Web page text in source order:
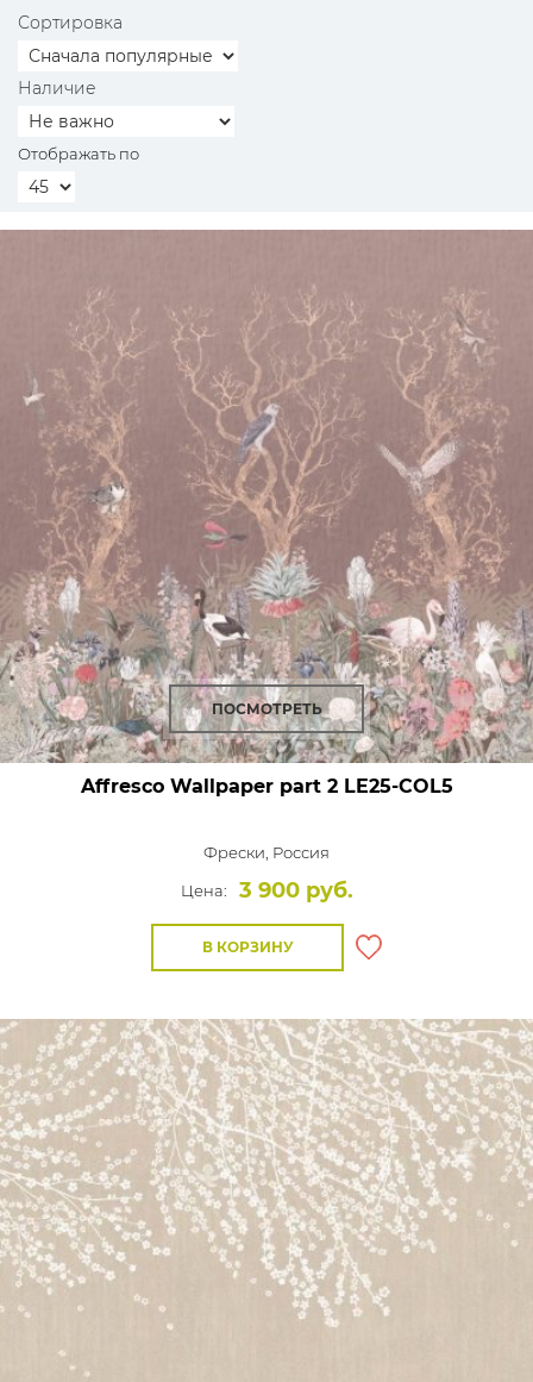
Сортировка
Наличие
Отображать по
ПОСМОТРЕТЬ
Affresco Wallpaper part 2LE25-COL5
Фрески, Россия
Цена:
3 900 руб.
В КОРЗИНУ